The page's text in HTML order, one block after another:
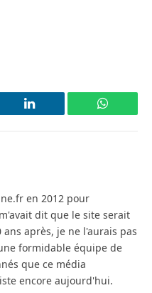
LinkedIn
en 2012 pour
dit que le site serait
après, je ne l'aurais pas
formidable équipe de
que ce média
encore aujourd'hui.